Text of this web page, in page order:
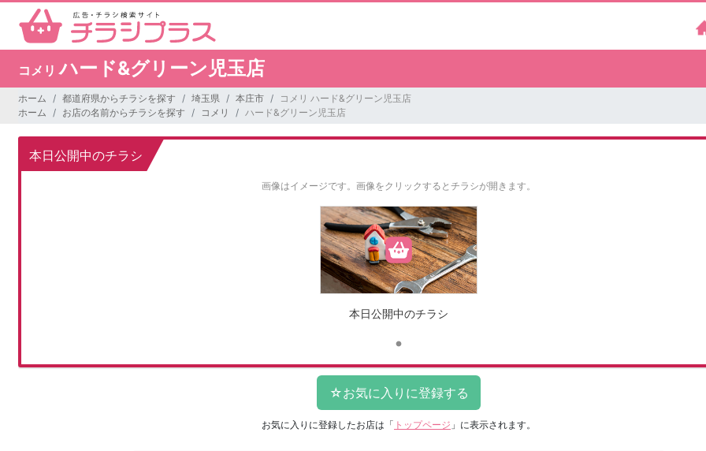
コメリハード&グリーン児玉店
ホーム 都道府県からチラシを探す 埼玉県 本庄市
コメリ ハード&グリーン児玉店
ホーム
お店の名前からチラシを探す コメリ ハード&グリーン児玉店
本日公開中のチラシ
画像はイメージです。 画像をクリックするとチラシが開きます。
本日公開中のチラシ
お気に入りに登録したお店は 「 トップページ 」に表示されます。